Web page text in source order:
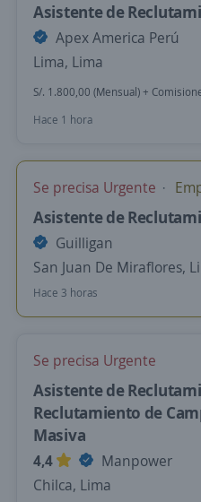
Asistente de
Apex America Perú
Lima, Lima
S/. 1.800,00 (Mensual) +
Hace 1 hora
Se precisa Urgente
Asistente de
Guilligan
San Juan De Miraflores,
Hace 3 horas
Se precisa Urgente
Asistente de
Reclutamiento de
Masiva
4,4
Manpower
Chilca, Lima